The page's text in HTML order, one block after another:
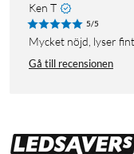
Ken T
5/5
Mycket nöjd, lyser
Gå till recensionen